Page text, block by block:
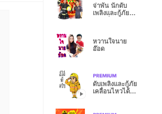
จ่าพัน นักดับ
เพลิงและกู้ภัย
หวานใจนาย
อ๊อด
ดับเพลิงและกู้ภัย
เคลื่อนไหวได้